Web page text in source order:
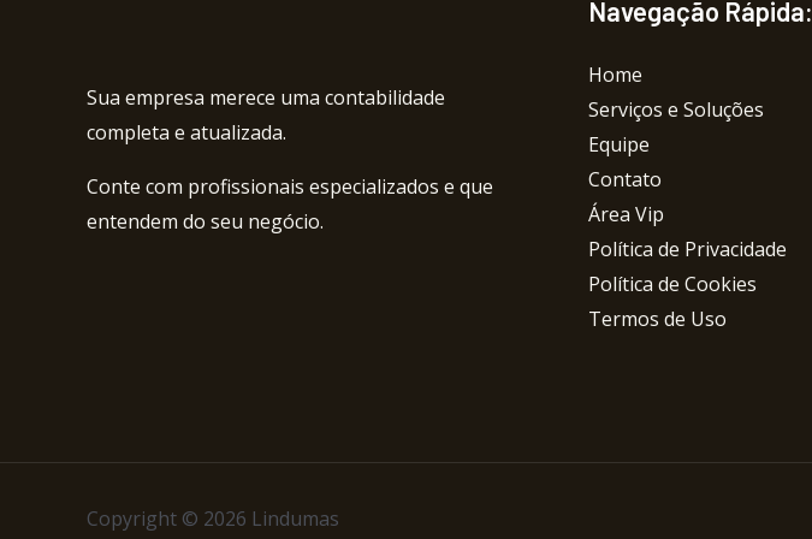
Sua empresa merece uma contabilidade
completa e atualizada.
Conte com profissionais especializados e que
entendem do seu negócio.
Navegação Rápida:
Home
Serviços e Soluções
Equipe
Contato
Área Vip
Política de Privacidade
Política de Cookies
Termos de Uso
Copyright © 2026 Lindumas